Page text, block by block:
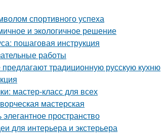
спортивного успеха
и экологичное решение
пошаговая инструкция
работы
традиционную русскую кухню
мастер-класс для всех
мастерская
пространство
для интерьера и экстерьера